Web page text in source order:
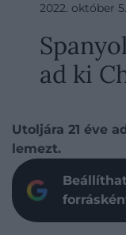
2022. október
ad ki
Utoljára 21 éve
lemezt.